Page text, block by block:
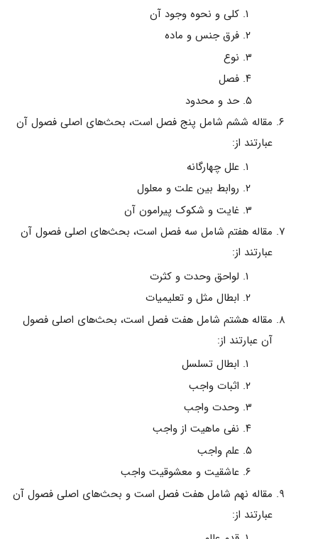
کلى و نحوه وجود آن‌
فرق جنس و ماده‌
نوع‌
فصل‌
حد و محدود
مقاله ششم شامل پنج فصل است، بحث‌هاى اصلى فصول آن
عبارتند از:
علل چهارگانه‌
روابط بین علت و معلول‌
غایت و شکوک پیرامون آن
مقاله هفتم شامل سه فصل است، بحث‌هاى اصلى فصول آن
عبارتند از:
لواحق وحدت و کثرت‌
ابطال مثل و تعلیمیات
مقاله هشتم شامل هفت فصل است، بحث‌هاى اصلى فصول
آن عبارتند از:
ابطال تسلسل‌
اثبات واجب‌
وحدت واجب‌
نفى ماهیت از واجب‌
علم واجب‌
عاشقیت و معشوقیت واجب
مقاله نهم شامل هفت فصل است و بحث‌هاى اصلى فصول آن
عبارتند از: